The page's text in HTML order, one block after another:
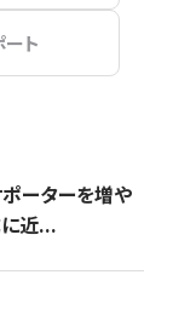
ート
ポーターを増や
近...